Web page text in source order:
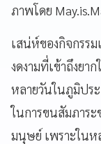
ภาพโดย
เสน่ห์ของกิจกรร
งดงามที่เข้าถึงยา
หลายวันในภูมิปร
ในการขนสัมภาระ
มนุษย์ เพราะในห